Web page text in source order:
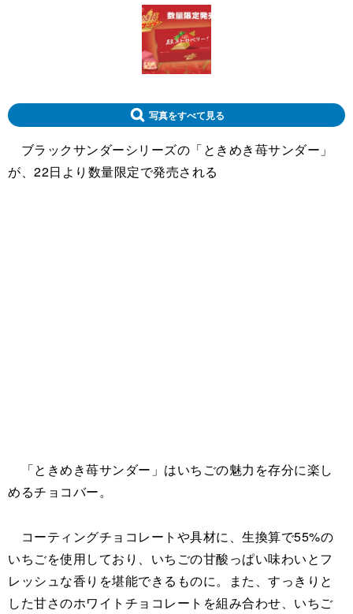
写真をすべて見る
ブラックサンダーシリーズの「ときめき苺サンダー」
が、22日より数量限定で発売される
「ときめき苺サンダー」はいちごの魅力を存分に楽し
めるチョコバー。
コーティングチョコレートや具材に、生換算で55%の
いちごを使用しており、いちごの甘酸っぱい味わいとフ
レッシュな香りを堪能できるものに。また、すっきりと
した甘さのホワイトチョコレートを組み合わせ、いちご